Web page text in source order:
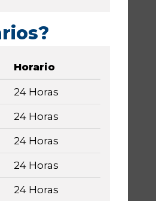
Horario
24 Horas
24 Horas
24 Horas
24 Horas
24 Horas